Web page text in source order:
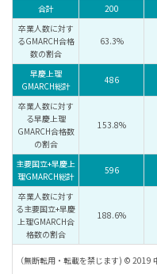
合計
200
卒業人数に対す
るGMARCH合格
数の割合
63.3%
早慶上理
GMARCH総計
486
卒業人数に対す
る早慶上理
GMARCH合格数
の割合
153.8%
主要国立+早慶上
理GMARCH総計
596
卒業人数に対す
る主要国立+早慶
上理GMARCH合
格数の割合
188.6%
（無断転用・転載を禁じます) © 2019